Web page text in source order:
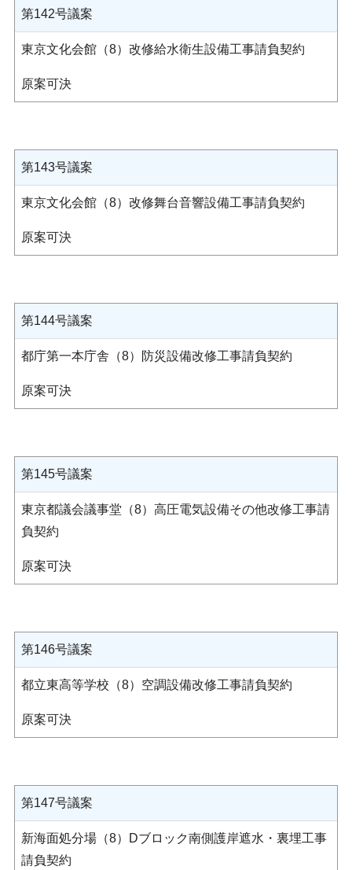
第142号議案
東京文化会館（8）改修給水衛生設備工事請負契約
原案可決
第143号議案
東京文化会館（8）改修舞台音響設備工事請負契約
原案可決
第144号議案
都庁第一本庁舎（8）防災設備改修工事請負契約
原案可決
第145号議案
東京都議会議事堂（8）高圧電気設備その他改修工事請
負契約
原案可決
第146号議案
都立東高等学校（8）空調設備改修工事請負契約
原案可決
第147号議案
新海面処分場（8）Dブロック南側護岸遮水・裏埋工事
請負契約